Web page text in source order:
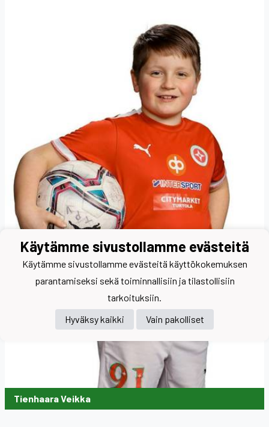
Tienhaara Veikka
Käytämme sivustollamme evästeitä
Käytämme sivustollamme evästeitä käyttökokemuksen
parantamiseksi sekä toiminnallisiin ja tilastollisiin
tarkoituksiin.
Hyväksy kaikki
Vain pakolliset